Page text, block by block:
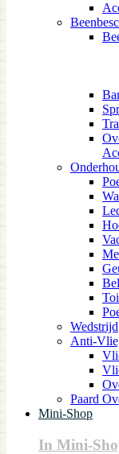
Wedstrijd
Anti-
Paard
Mini-Shop
In Mini-